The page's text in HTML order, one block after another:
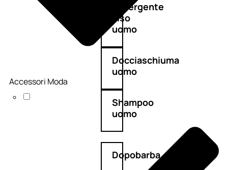
Detergente
viso
uomo
Docciaschiuma
uomo
Shampoo
uomo
Dopobarba
Accessori Moda